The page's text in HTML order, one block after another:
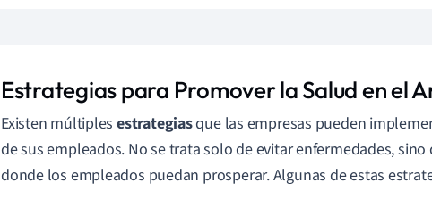
Estrategias para Promover la Salud en el
Existen múltiplesestrategiasque las empresas pueden
de sus empleados. No se trata solo de evitar enfermedades,
donde los empleados puedan prosperar. Algunas de estas